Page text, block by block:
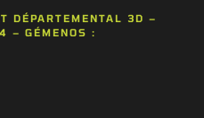
DÉPARTEMENTAL 3D –
– GÉMENOS :